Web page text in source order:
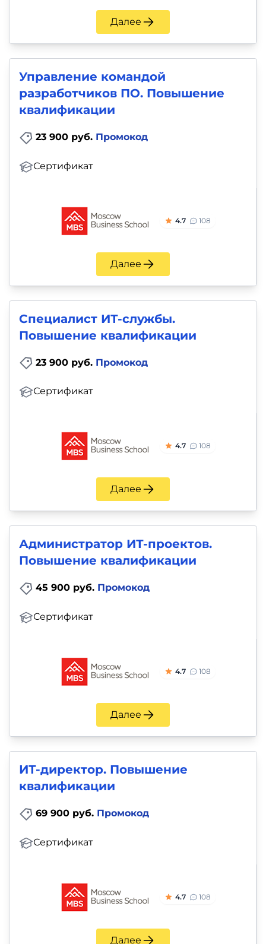
Далее
Управление командой
разработчиков ПО. Повышение
квалификации
23 900 руб. Промокод
Сертификат
4.7 108
Далее
Специалист ИТ-службы.
Повышение квалификации
23 900 руб. Промокод
Сертификат
4.7 108
Далее
Администратор ИТ-проектов.
Повышение квалификации
45 900 руб. Промокод
Сертификат
4.7 108
Далее
ИТ-директор. Повышение
квалификации
69 900 руб. Промокод
Сертификат
4.7 108
Далее